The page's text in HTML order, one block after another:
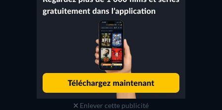
Enlever cette publicité